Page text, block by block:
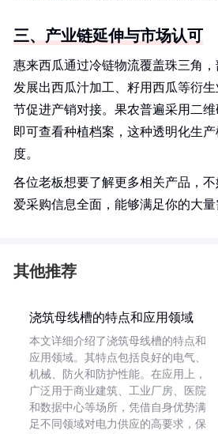
三、产业链延伸与市场认可
惠来西瓜通过冷链物流覆盖珠三角
发展出西瓜汁加工、籽用西瓜等衍
节促进产销对接。果农普遍采用二
即可查看种植档案，这种透明化生
度。
各位老板想要了解更多相关产品，
爱采购信息全面，能够满足你的大量
其他推荐
浇筑母线槽的特点和应用领域
本文详细介绍了浇筑母线槽的特点和
应用领域。其特点包括良好的电气、
机械、防火和防护性能。在应用上，
广泛用于商业建筑、工业厂房、医院
和数据中心等场所，凭借自身优势满
足不同领域对电力供应的高要求，保